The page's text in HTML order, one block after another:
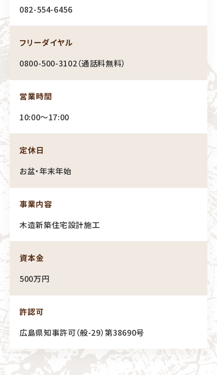
082-554-6456
フリーダイヤル
0800-500-3102（通話料無料）
営業時間
10:00〜17:00
定休日
お盆・年末年始
事業内容
木造新築住宅設計施工
資本金
500万円
許認可
広島県知事許可（般-29）第38690号